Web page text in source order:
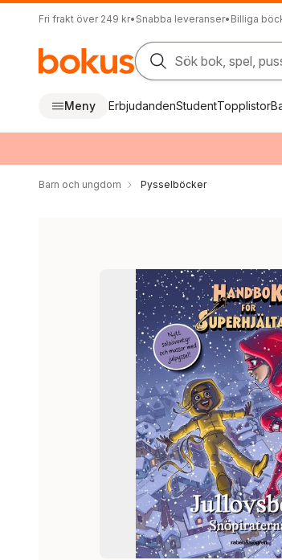
Fri frakt över 249 kr• Snabba leveranser• Billiga
Sök bok, spel,
Meny ErbjudandenStudentTopplistor
Barn och ungdom Pysselböcker